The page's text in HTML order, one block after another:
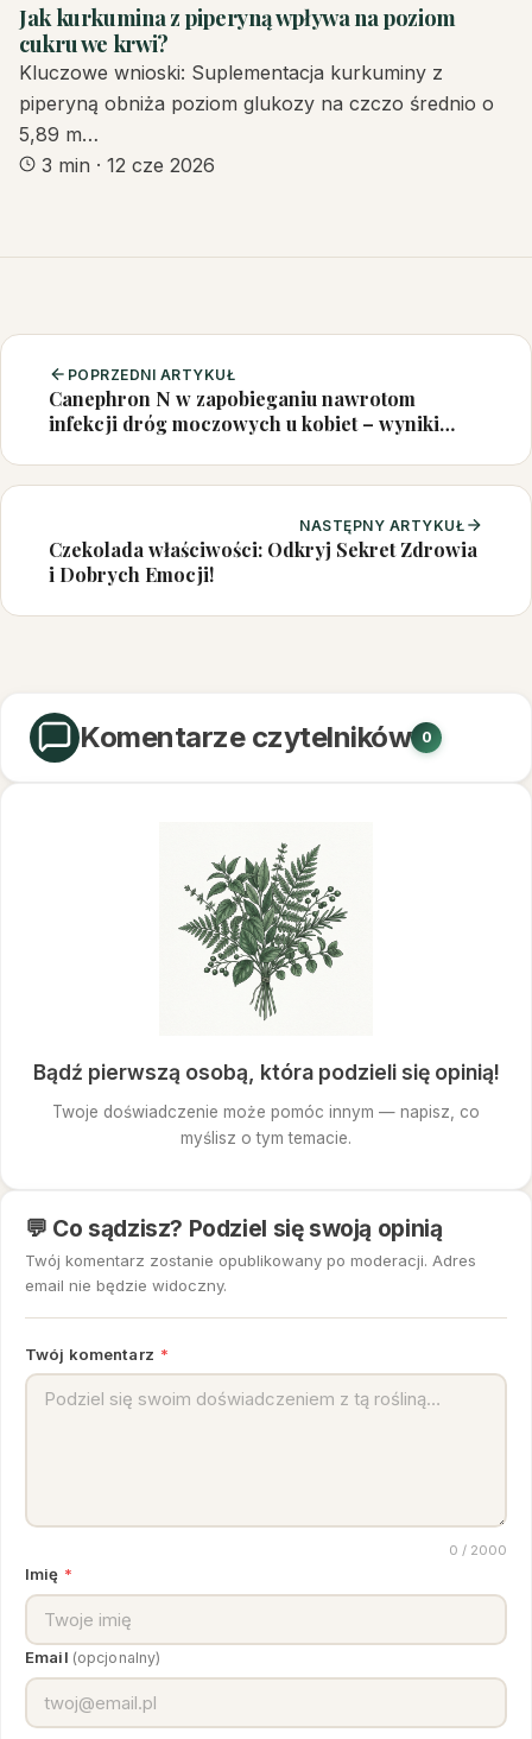
Jak kurkumina z piperyną wpływa na poziom
cukru we krwi?
Kluczowe wnioski: Suplementacja kurkuminy z
piperyną obniża poziom glukozy na czczo średnio o
5,89 m…
3 min · 12 cze 2026
POPRZEDNI ARTYKUŁ
Canephron N w zapobieganiu nawrotom
infekcji dróg moczowych u kobiet – wyniki
NASTĘPNY ARTYKUŁ
Czekolada właściwości: Odkryj Sekret Zdrowia
i Dobrych Emocji!
Komentarze czytelników 0
Bądź pierwszą osobą, która podzieli się opinią!
Twoje doświadczenie może pomóc innym — napisz, co
myślisz o tym temacie.
💬 Co sądzisz? Podziel się swoją opinią
Twój komentarz zostanie opublikowany po moderacji. Adres
email nie będzie widoczny.
Twój komentarz *
0 / 2000
Imię *
Email (opcjonalny)